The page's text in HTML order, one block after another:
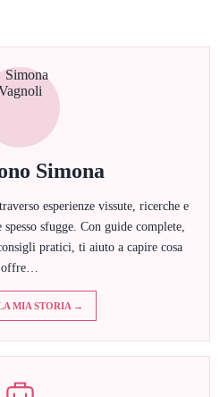
Simona
esperienze vissute, ricerche e
sfugge. Con guide complete,
pratici, ti aiuto a capire cosa
offre…
MIA STORIA →